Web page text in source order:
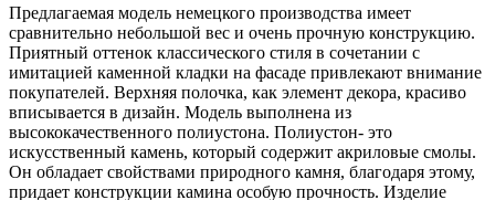
Предлагаемая модель немецкого производства имеет
сравнительно небольшой вес и очень прочную конструкцию.
Приятный оттенок классического стиля в сочетании с
имитацией каменной кладки на фасаде привлекают внимание
покупателей. Верхняя полочка, как элемент декора, красиво
вписывается в дизайн. Модель выполнена из
высококачественного полиустона. Полиустон- это
искусственный камень, который содержит акриловые смолы.
Он обладает свойствами природного камня, благодаря этому,
придает конструкции камина особую прочность. Изделие